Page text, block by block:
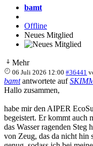
bamt
Offline
Neues Mitglied
Mehr
06 Juli 2026 12:00 #36441
bamtantwortete auf
Hallo zusammen,
habe mir den AIPER
begeistert. Er kommt auch
das Wasser ragenden
von Zeug, das da nicht hin